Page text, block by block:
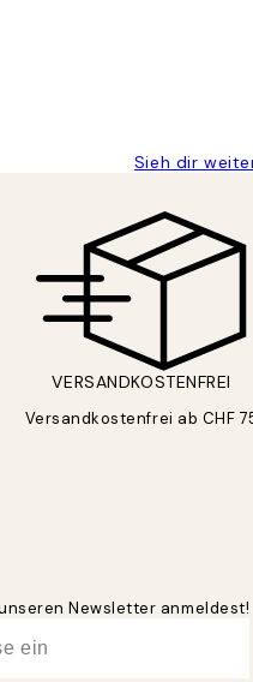
Sieh dir
VERSANDKOSTENFREI
Versandkostenfrei ab CHF
Newsletter anmeldest!